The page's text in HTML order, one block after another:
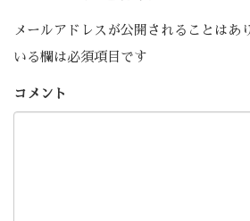
メールアドレスが公開されることはあ
いる欄は必須項目です
コメント